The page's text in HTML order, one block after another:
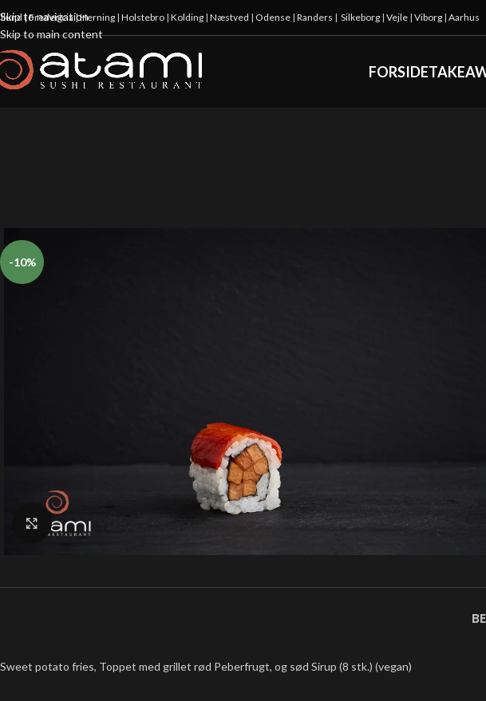
Skip to navigation
Skip to main content
|Fredericia|Herning | Holstebro | Kolding | Næstved | Odense | Randers | Silkeborg | Vejle | Viborg | Aarhus
FORSIDE
-10%
Klik for at forstørre
Sweet potato fries, Toppet med grillet rød Peberfrugt, og sød Sirup (8 stk.) (vegan)